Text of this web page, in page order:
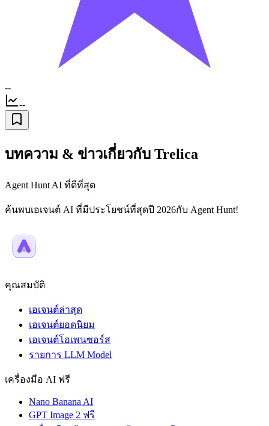
--
--
บทความ & ข่าวเกี่ยวกับ Trelica
Agent Hunt AI ที่ดีที่สุด
ค้นพบเอเจนต์ AI ที่มีประโยชน์ที่สุดปี 2026กับ Agent Hunt!
คุณสมบัติ
เอเจนต์ล่าสุด
เอเจนต์ยอดนิยม
เอเจนต์โอเพนซอร์ส
รายการ LLM Model
เครื่องมือ AI ฟรี
Nano Banana AI
GPT Image 2 ฟรี